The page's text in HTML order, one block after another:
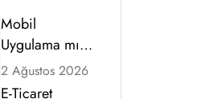
Mobil
Uygulama mı,
Mobil Uyumlu
Web Sitesi mi?
2 Ağustos 2026
E-Ticaret